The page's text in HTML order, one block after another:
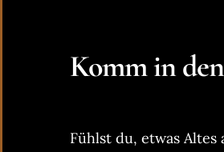
Komm in
Fühlst du, etwas